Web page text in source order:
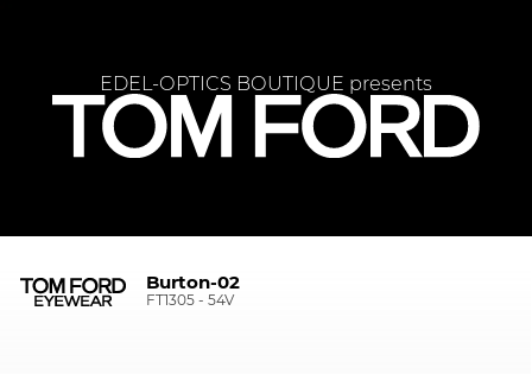
EDEL-OPTICS BOUTIQUE presents
Burton-02
FT1305 - 54V